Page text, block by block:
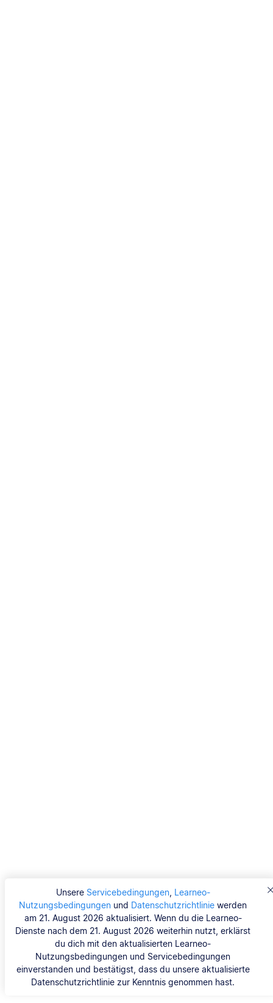
Unsere Servicebedingungen, Learneo-
Nutzungsbedingungen und Datenschutzrichtlinie werden
am 21. August 2026 aktualisiert. Wenn du die Learneo-
Dienste nach dem 21. August 2026 weiterhin nutzt, erklärst
du dich mit den aktualisierten Learneo-
Nutzungsbedingungen und Servicebedingungen
einverstanden und bestätigst, dass du unsere aktualisierte
Datenschutzrichtlinie zur Kenntnis genommen hast.